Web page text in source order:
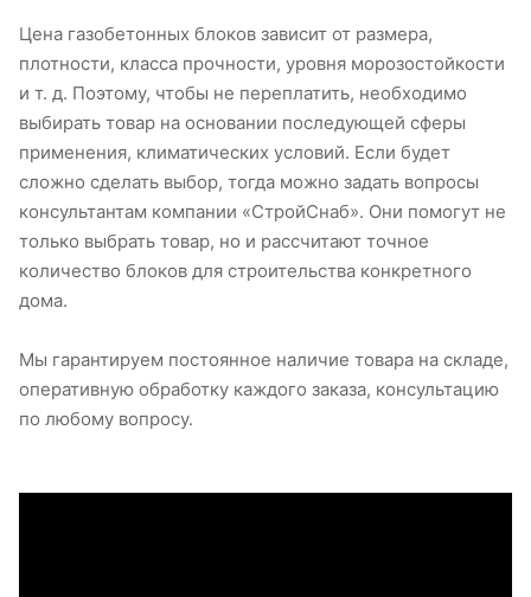
Цена газобетонных блоков зависит от размера,
плотности, класса прочности, уровня морозостойкости
и т. д. Поэтому, чтобы не переплатить, необходимо
выбирать товар на основании последующей сферы
применения, климатических условий. Если будет
сложно сделать выбор, тогда можно задать вопросы
консультантам компании «СтройСнаб». Они помогут не
только выбрать товар, но и рассчитают точное
количество блоков для строительства конкретного
дома.
Мы гарантируем постоянное наличие товара на складе,
оперативную обработку каждого заказа, консультацию
по любому вопросу.